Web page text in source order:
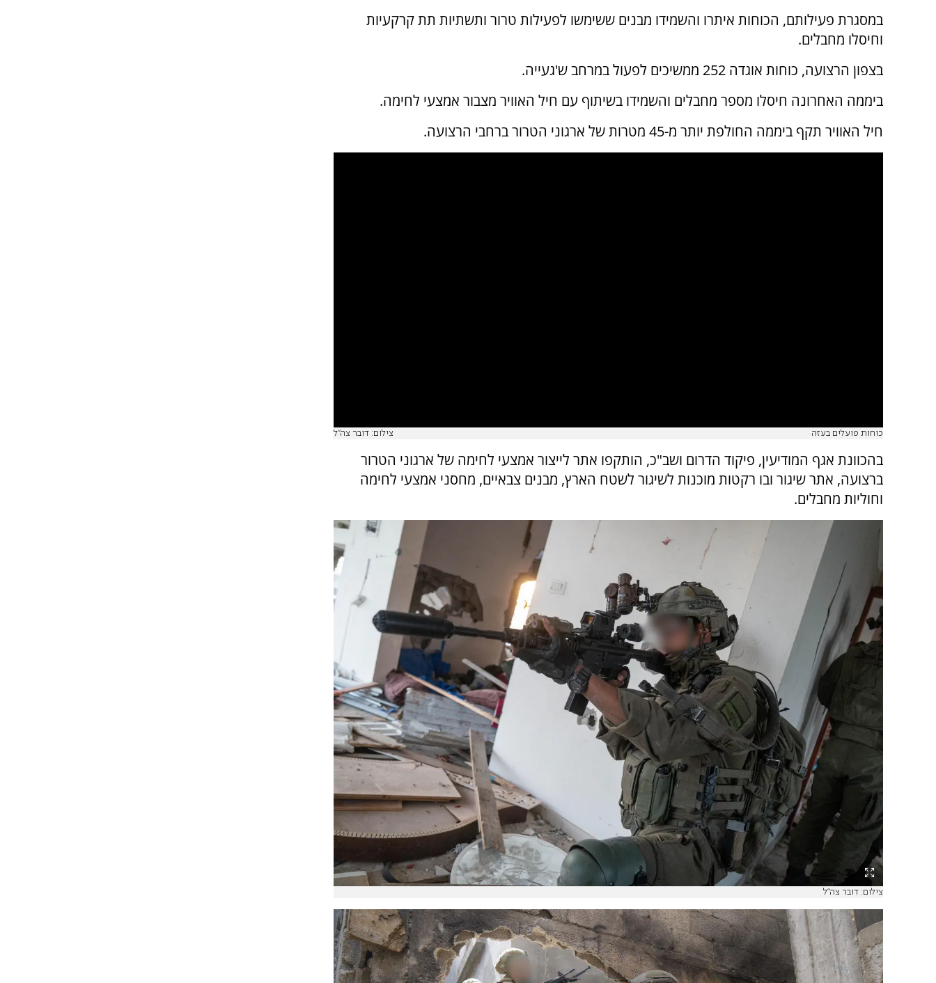
במסגרת פעילותם, הכוחות איתרו והשמידו מבנים ששימשו לפעילות טרור ותשתיות תת קרקעיות
וחיסלו מחבלים.
בצפון הרצועה, כוחות אוגדה 252 ממשיכים לפעול במרחב ש'געייה.
ביממה האחרונה חיסלו מספר מחבלים והשמידו בשיתוף עם חיל האוויר מצבור אמצעי לחימה.
חיל האוויר תקף ביממה החולפת יותר מ-45 מטרות של ארגוני הטרור ברחבי הרצועה.
כוחות פועלים בעזה צילום: דובר צה"ל
בהכוונת אגף המודיעין, פיקוד הדרום ושב"כ, הותקפו אתר לייצור אמצעי לחימה של ארגוני הטרור
ברצועה, אתר שיגור ובו רקטות מוכנות לשיגור לשטח הארץ, מבנים צבאיים, מחסני אמצעי לחימה
וחוליות מחבלים.
צילום: דובר צה"ל